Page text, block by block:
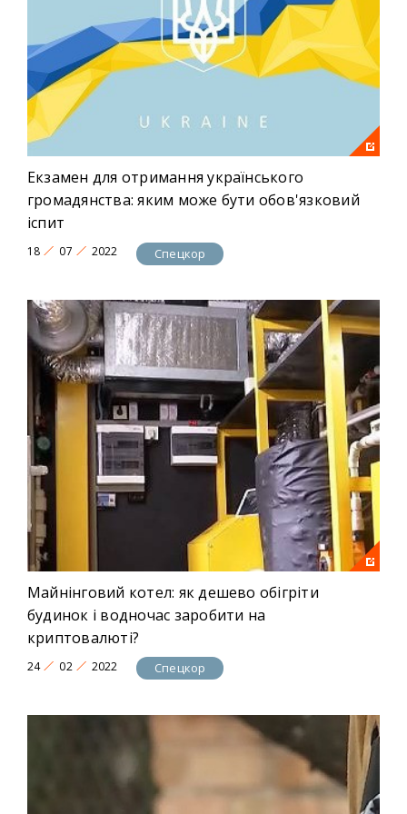
Екзамен для отримання українського
громадянства: яким може бути обов'язковий
іспит
18 07 2022 Спецкор
Майнінговий котел: як дешево обігріти
будинок і водночас заробити на
криптовалюті?
24 02 2022 Спецкор